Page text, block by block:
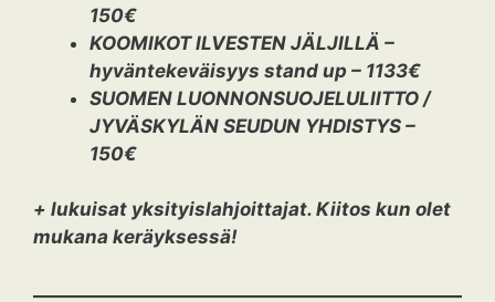
150€
KOOMIKOT ILVESTEN JÄLJILLÄ –
hyväntekeväisyys stand up – 1133€
SUOMEN LUONNONSUOJELULIITTO /
JYVÄSKYLÄN SEUDUN YHDISTYS –
150€
+ lukuisat yksityislahjoittajat. Kiitos kun olet
mukana keräyksessä!